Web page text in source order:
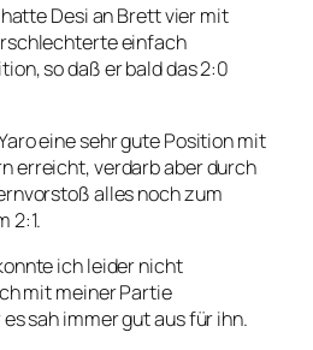
Desi an Brett vier mit
einfach
so daß er bald das 2:0
eine sehr gute Position mit
erreicht, verdarb aber durch
alles noch zum
2:1.
ich leider nicht
mit meiner Partie
sah immer gut aus für ihn.